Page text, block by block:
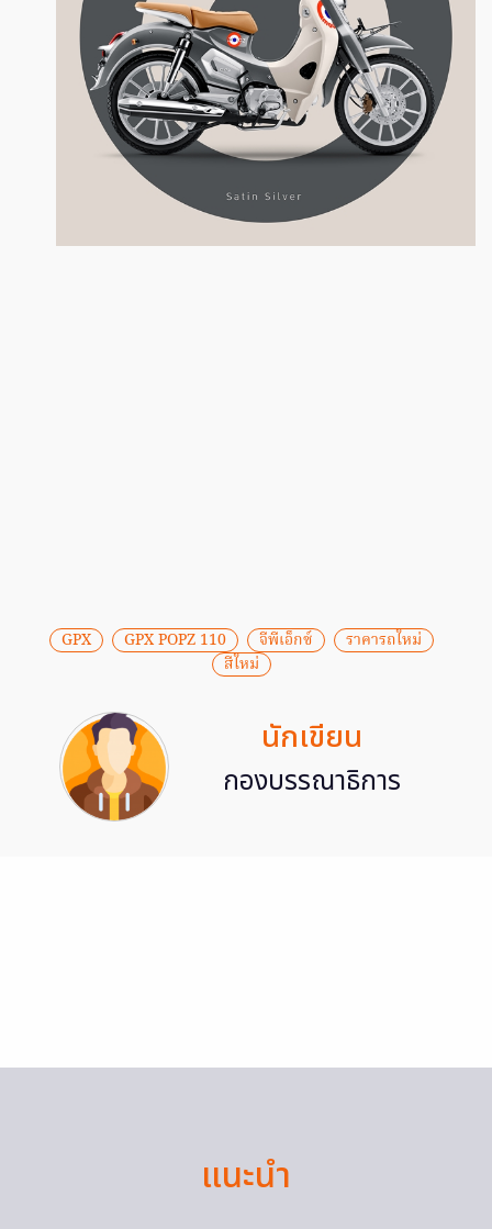
GPX GPX POPZ 110 จีพีเอ็กซ์
ราคารถใหม่
สีใหม่
นักเขียน
กองบรรณาธิการ
แนะนำ